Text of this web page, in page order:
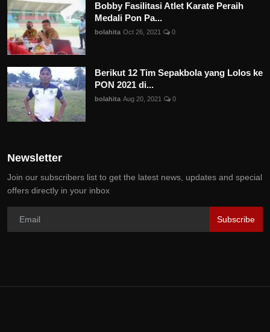
Bobby Fasilitasi Atlet Karate Peraih
Medali Pon Pa...
bolahita Oct 26, 2021 0
Berikut 12 Tim Sepakbola yang Lolos ke
PON 2021 di...
bolahita Aug 20, 2021 0
Newsletter
Join our subscribers list to get the latest news, updates and special
offers directly in your inbox
Subscribe